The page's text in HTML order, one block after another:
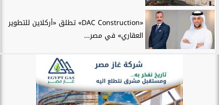
«DAC Construction» تطلق «أركلاين للتطوير
العقاري» في مصر...